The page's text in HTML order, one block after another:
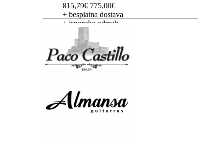
815,79€ Izvorna
cijena
bila
815,79€.
775,00€Trenutna
cijena
je:
+ besplatna dostava
+ isporuka odmah